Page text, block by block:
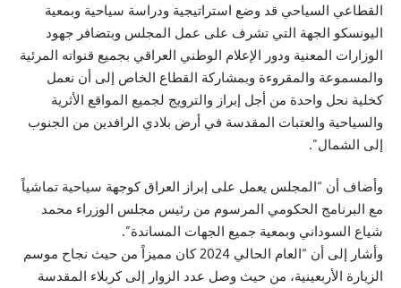
القطاعي السياحي قد وضع استراتيجية ودراسة سياحية وبمعية
اليونسكو الجهة التي تشرف على عمل المجلس وبتضافر جهود
الوزارات المعنية ودور الإعلام الوطني العراقي بجميع قنواته المرئية
والمسموعة والمقروءة وبمشاركة القطاع الخاص إلى أن نعمل
كخلية نحل واحدة من أجل إبراز والترويج لجميع المواقع الأثرية
والسياحية والعتبات المقدسة في أرض بلادي الرافدين من الجنوب
إلى الشمال”.
وأضاف أن “المجلس يعمل على إبراز العراق كوجهة سياحية تماشياً
مع البرنامج الحكومي المرسوم من رئيس مجلس الوزراء محمد
شياع السوداني وبمعية جميع الجهات المساندة”.
وأشار إلى أن “العام الحالي 2024 كان مميزاً من حيث نجاح موسم
الزيارة الأربعينية، من حيث وصل عدد الزوار إلى كربلاء المقدسة